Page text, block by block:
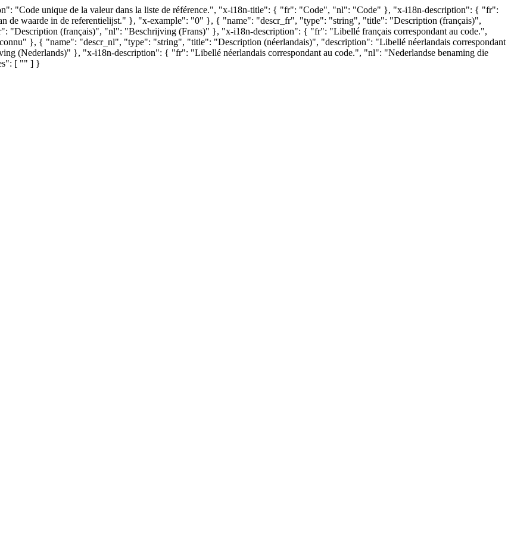
"Code unique de la valeur dans la liste de référence.", "x-i18n-title": { "fr": "Code", "nl": "Code" }, "x-i18n-description": { "fr":
de waarde in de referentielijst." }, "x-example": "0" }, { "name": "descr_fr", "type": "string", "title": "Description (français)",
"Description (français)", "nl": "Beschrijving (Frans)" }, "x-i18n-description": { "fr": "Libellé français correspondant au code.",
}, { "name": "descr_nl", "type": "string", "title": "Description (néerlandais)", "description": "Libellé néerlandais correspondant
(Nederlands)" }, "x-i18n-description": { "fr": "Libellé néerlandais correspondant au code.", "nl": "Nederlandse benaming die
[ "" ] }